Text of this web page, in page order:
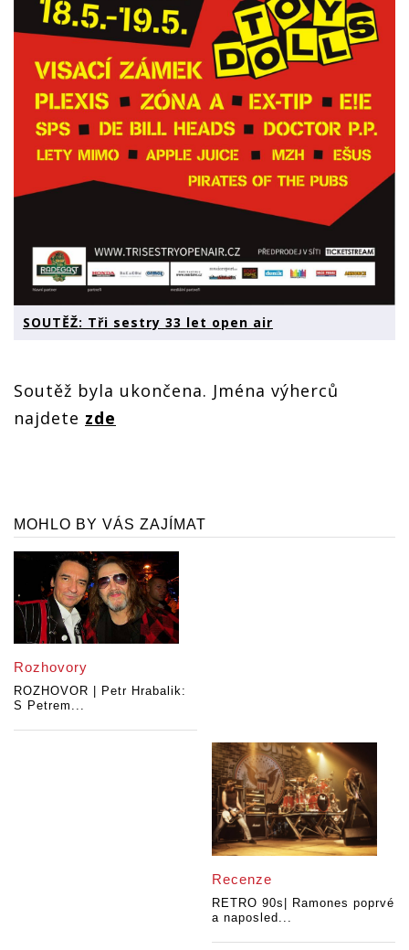
SOUTĚŽ: Tři sestry 33 let open air
Soutěž byla ukončena. Jména výherců
najdete zde
MOHLO BY VÁS ZAJÍMAT
Rozhovory
ROZHOVOR | Petr Hrabalik:
S Petrem...
Recenze
RETRO 90s| Ramones poprvé
a naposled...